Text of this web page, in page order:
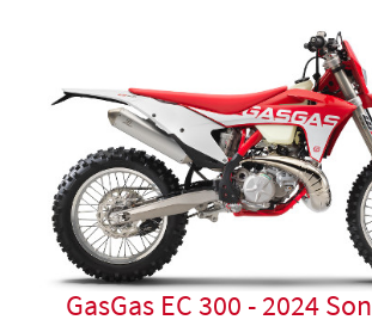
GasGas EC 300 - 2024